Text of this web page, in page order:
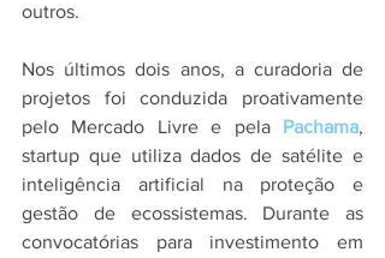
outros.
Nos últimos dois anos, a curadoria de
projetos foi conduzida proativamente
pelo Mercado Livre e pela Pachama,
startup que utiliza dados de satélite e
inteligência artificial na proteção e
gestão de ecossistemas. Durante as
convocatórias para investimento em